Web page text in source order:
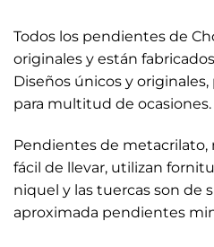
Todos los pendientes de
originales y están
Diseños únicos y
para multitud de ocasiones.
Pendientes de metacrilato,
fácil de llevar, utilizan
niquel y las tuercas son de
aproximada pendientes